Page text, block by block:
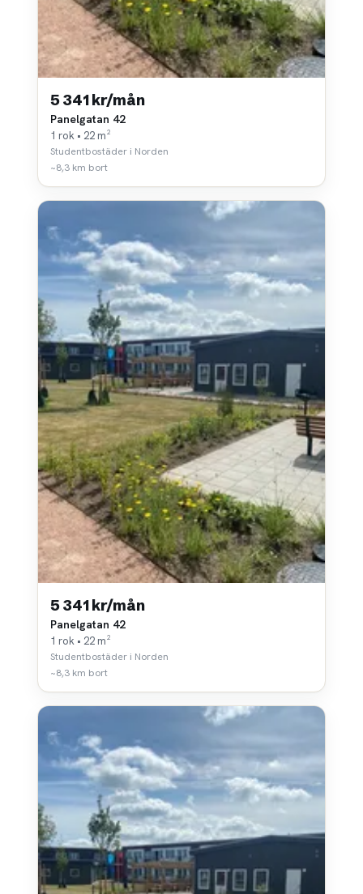
5 341 kr/mån
Panelgatan 42
1 rok • 22 m²
Studentbostäder i Norden
~8,3 km bort
5 341 kr/mån
Panelgatan 42
1 rok • 22 m²
Studentbostäder i Norden
~8,3 km bort